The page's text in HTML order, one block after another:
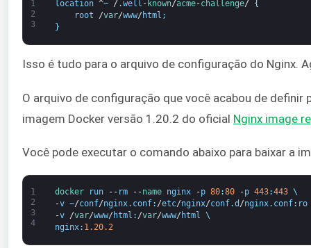
1
2
3
location ^~ / .well - known/acme-challenge/
{
root
/var/www/ html ;
}
Isso é tudo para o arquivo de configuração do Nginx.
O arquivo de configuração que você acabou de
imagem Docker versão 1.20.2 do oficial Nginx image
Você pode executar o comando abaixo para baixar a
1
2
3
4
docker run -- rm --name nginx -p 80:80 -p 443:443 \
-v ~/conf/nginx. conf: /etc/nginx/conf.d /nginx. conf: ro
-v /var/www/ html : /var/www/ html \
nginx: 1.20.2